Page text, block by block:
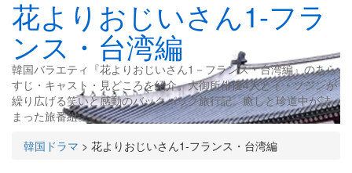
花よりおじいさん1-フラ
ンス・台湾編
韓国バラエティ『花よりおじいさん1－フランス・台湾編』のあら
すじ・キャスト・見どころを紹介。大御所俳優4人とイ・ソジンが
繰り広げる笑いと感動のバックパック旅行記。癒しと珍道中が詰
まった旅番組。
韓国ドラマ > 花よりおじいさん1-フランス・台湾編